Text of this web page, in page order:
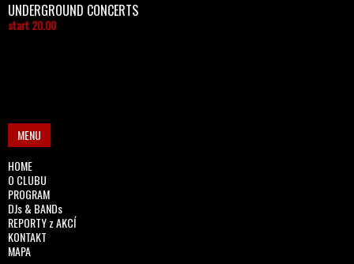
UNDERGROUND CONCERTS
start 20.00
MENU
HOME
O CLUBU
PROGRAM
DJs & BANDs
REPORTY z AKCÍ
KONTAKT
MAPA